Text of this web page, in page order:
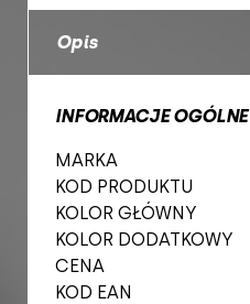
Opis
INFORMACJE OGÓLNE
MARKA
KOD PRODUKTU
KOLOR GŁÓWNY
KOLOR DODATKOWY
CENA
KOD EAN